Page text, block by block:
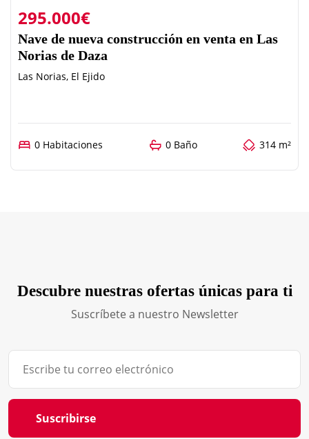
295.000€
Nave de nueva construcción en venta en Las
Norias de Daza
Las Norias, El Ejido
0 Habitaciones 0 Baño 314 m²
Descubre nuestras ofertas únicas para ti
Suscríbete a nuestro Newsletter
Suscribirse